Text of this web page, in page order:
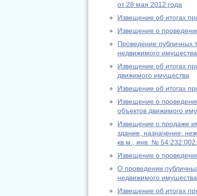
от 28 мая 2012 года
Извещение об итогах
Извещение о
Проведение публичных
недвижимого имущества
Извещение об итогах
движимого имущества
Извещение об итогах
Извещение о
объектов движимого
Извещение о продаже
здание, назначение:
кв.м., инв. №
Извещение о
О проведении
недвижимого
Извещение об итогах